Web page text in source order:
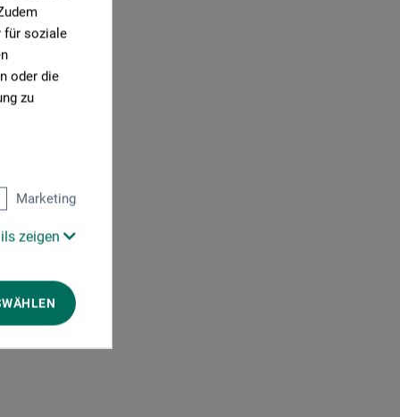
für soziale
oder die
zu
Marketing
zeigen